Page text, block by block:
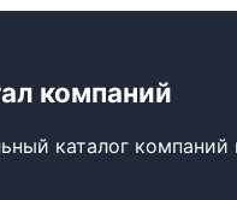
компаний
каталог компаний